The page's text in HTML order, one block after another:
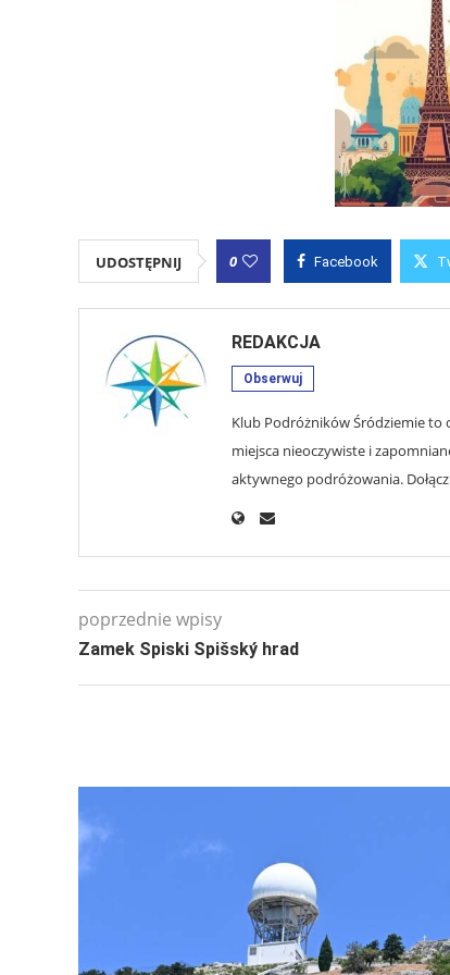
UDOSTĘPNIJ 0 Facebook
REDAKCJA
Obserwuj
Klub Podróżników Śródziemie to
miejsca nieoczywiste i
aktywnego podróżowania.
poprzednie wpisy
Zamek Spiski Spišský hrad